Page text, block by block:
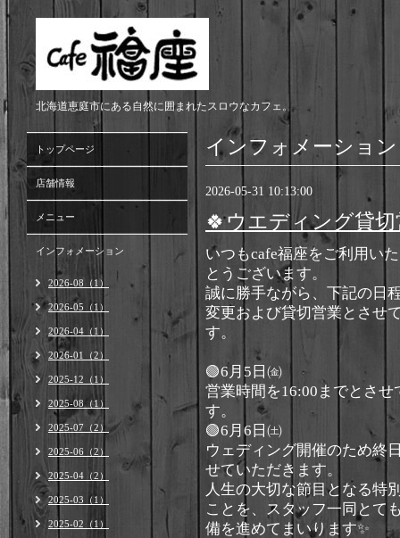
北海道恵庭市にある自然に囲まれたスロウなカフェ。
インフォメーション
2026-05-31 10:13:00
🍀ウエディング貸
いつもcafe福座をご利用い
とうございます。
誠に勝手ながら、下記の日
変更および貸切営業とさせ
す。
🟢6月5日㈮
営業時間を16:00までとさせ
す。
🟢6月6日㈯
ウェディング開催のため終
せていただきます。
人生の大切な節目となる特
ことを、スタッフ一同とて
備を進めてまいります✨
トップページ
店舗情報
メニュー
インフォメーション
2026-08（1）
2026-05（1）
2026-04（1）
2026-01（2）
2025-12（1）
2025-08（1）
2025-07（2）
2025-06（2）
2025-04（2）
2025-03（1）
2025-02（1）